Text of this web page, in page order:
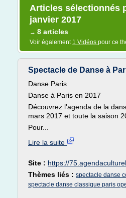
Articles sélectionnés
janvier 2017
→ 8 articles
Voir également 1 Vidéos pour ce
Spectacle de Danse à
Danse Paris
Danse à Paris en 2017
Découvrez l'agenda de la
mars 2017 et toute la saison
Pour...
Lire la suite
Site : https://
Thèmes liés : spectacle danse
spectacle danse classique paris